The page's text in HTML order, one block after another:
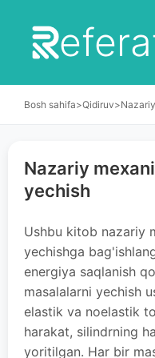
Bosh sahifa>Qidiruv>
Nazariy
yechish
Ushbu kitob nazariy
yechishga
energiya saqlanish
masalalarni yechish
elastik va noelastik
harakat, silindrning
yoritilgan. Har bir